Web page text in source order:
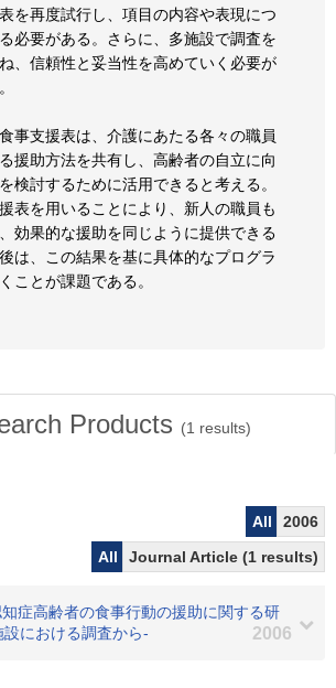
を再度試行し、項目の内容や表現につ
必要がある。さらに、多施設で調査を
、信頼性と妥当性を高めていく必要が
事支援表は、介護にあたる各々の職員
援助方法を共有し、高齢者の自立に向
検討するために活用できると考える。
表を用いることにより、新人の職員も
効果的な援助を同じように提供できる
は、この結果を基に具体的なプログラ
ことが課題である。
Products (1 results)
All
2006
All
Journal Article (1 results)
症高齢者の食事行動の援助に関する研
における調査から-
2006